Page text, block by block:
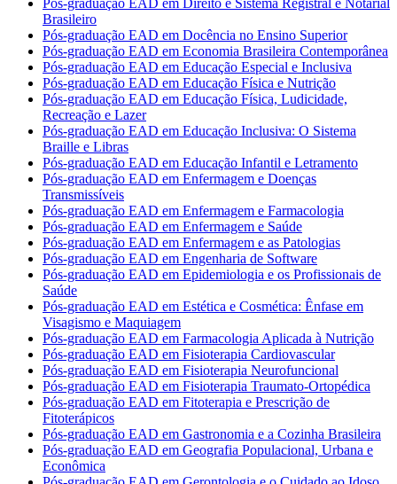
Pós-graduação EAD em Direito e Sistema Registral e Notarial
Brasileiro
Pós-graduação EAD em Docência no Ensino Superior
Pós-graduação EAD em Economia Brasileira Contemporânea
Pós-graduação EAD em Educação Especial e Inclusiva
Pós-graduação EAD em Educação Física e Nutrição
Pós-graduação EAD em Educação Física, Ludicidade,
Recreação e Lazer
Pós-graduação EAD em Educação Inclusiva: O Sistema
Braille e Libras
Pós-graduação EAD em Educação Infantil e Letramento
Pós-graduação EAD em Enfermagem e Doenças
Transmissíveis
Pós-graduação EAD em Enfermagem e Farmacologia
Pós-graduação EAD em Enfermagem e Saúde
Pós-graduação EAD em Enfermagem e as Patologias
Pós-graduação EAD em Engenharia de Software
Pós-graduação EAD em Epidemiologia e os Profissionais de
Saúde
Pós-graduação EAD em Estética e Cosmética: Ênfase em
Visagismo e Maquiagem
Pós-graduação EAD em Farmacologia Aplicada à Nutrição
Pós-graduação EAD em Fisioterapia Cardiovascular
Pós-graduação EAD em Fisioterapia Neurofuncional
Pós-graduação EAD em Fisioterapia Traumato-Ortopédica
Pós-graduação EAD em Fitoterapia e Prescrição de
Fitoterápicos
Pós-graduação EAD em Gastronomia e a Cozinha Brasileira
Pós-graduação EAD em Geografia Populacional, Urbana e
Econômica